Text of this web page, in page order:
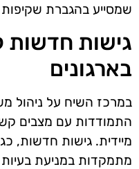
שמסייע בהגברת שקיפות
גישות חדשות
בארגונים
במרכז השיח על ניהול
התמודדות עם מצבים
מיידית. גישות חדשות,
מתמקדות במניעת